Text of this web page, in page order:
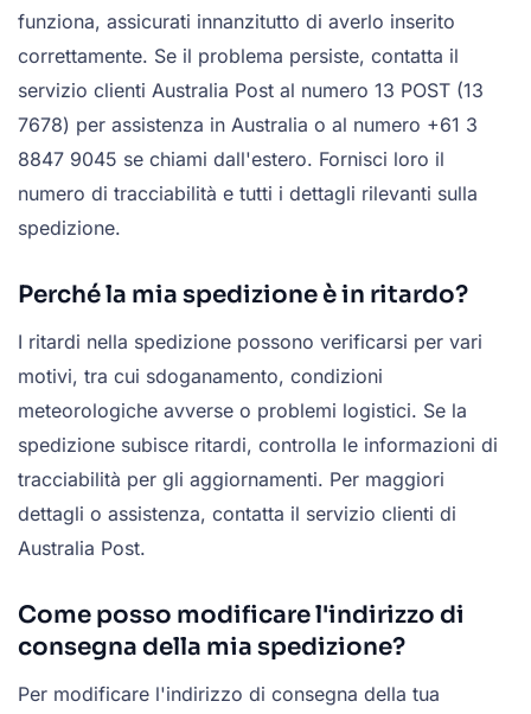
funziona, assicurati innanzitutto di averlo inserito
correttamente. Se il problema persiste, contatta il
servizio clienti Australia Post al numero 13 POST (13
7678) per assistenza in Australia o al numero +61 3
8847 9045 se chiami dall'estero. Fornisci loro il
numero di tracciabilità e tutti i dettagli rilevanti sulla
spedizione.
Perché la mia spedizione è in ritardo?
I ritardi nella spedizione possono verificarsi per vari
motivi, tra cui sdoganamento, condizioni
meteorologiche avverse o problemi logistici. Se la
spedizione subisce ritardi, controlla le informazioni di
tracciabilità per gli aggiornamenti. Per maggiori
dettagli o assistenza, contatta il servizio clienti di
Australia Post.
Come posso modificare l'indirizzo di
consegna della mia spedizione?
Per modificare l'indirizzo di consegna della tua